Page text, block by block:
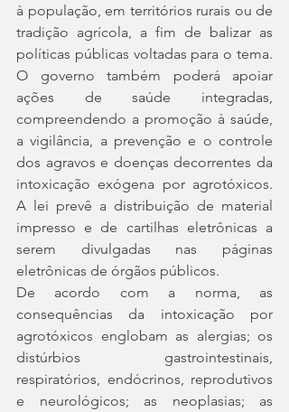
à população, em territórios rurais ou de
tradição agrícola, a fim de balizar as
políticas públicas voltadas para o tema.
O governo também poderá apoiar
ações de saúde integradas,
compreendendo a promoção à saúde,
a vigilância, a prevenção e o controle
dos agravos e doenças decorrentes da
intoxicação exógena por agrotóxicos.
A lei prevê a distribuição de material
impresso e de cartilhas eletrônicas a
serem divulgadas nas páginas
eletrônicas de órgãos públicos.
De acordo com a norma, as
consequências da intoxicação por
agrotóxicos englobam as alergias; os
distúrbios gastrointestinais,
respiratórios, endócrinos, reprodutivos
e neurológicos; as neoplasias; as